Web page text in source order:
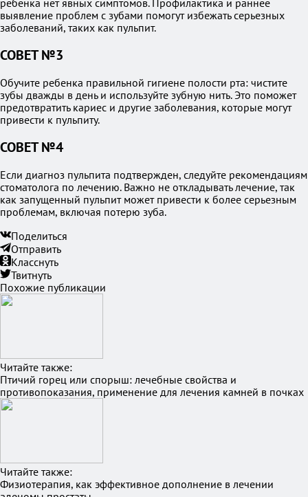
ребенка нет явных симптомов. Профилактика и раннее
выявление проблем с зубами помогут избежать серьезных
заболеваний, таких как пульпит.
СОВЕТ №3
Обучите ребенка правильной гигиене полости рта: чистите
зубы дважды в день и используйте зубную нить. Это поможет
предотвратить кариес и другие заболевания, которые могут
привести к пульпиту.
СОВЕТ №4
Если диагноз пульпита подтвержден, следуйте рекомендациям
стоматолога по лечению. Важно не откладывать лечение, так
как запущенный пульпит может привести к более серьезным
проблемам, включая потерю зуба.
Поделиться
Отправить
Класснуть
Твитнуть
Похожие публикации
Читайте также:
Птичий горец или спорыш: лечебные свойства и
противопоказания, применение для лечения камней в почках
Читайте также:
Физиотерапия, как эффективное дополнение в лечении